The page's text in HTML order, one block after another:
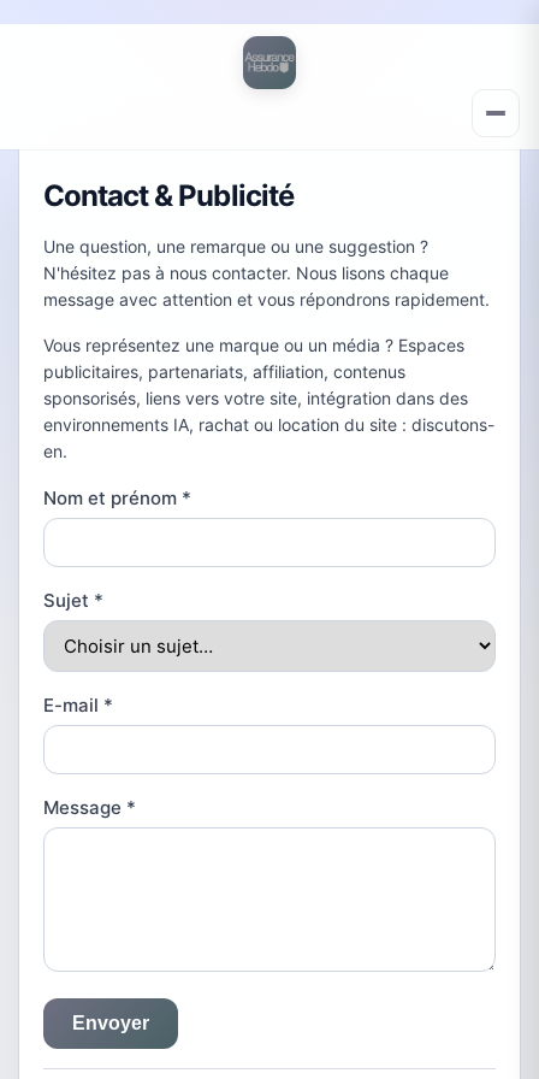
Contact & Publicité
Une question, une remarque ou une suggestion ?
N'hésitez pas à nous contacter. Nous lisons chaque
message avec attention et vous répondrons rapidement.
Vous représentez une marque ou un média ? Espaces
publicitaires, partenariats, affiliation, contenus
sponsorisés, liens vers votre site, intégration dans des
environnements IA, rachat ou location du site : discutons-
en.
Nom et prénom *
Sujet *
E-mail *
Message *
Envoyer